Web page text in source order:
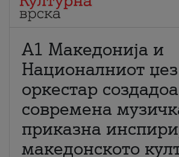
А1 Македонија и
Националниот џез
оркестар создадоа
современа
приказна
македонското